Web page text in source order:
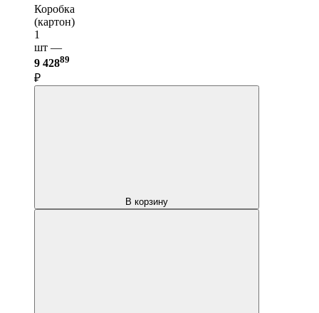
Коробка
(картон)
1
шт —
9 42889
₽
В корзину